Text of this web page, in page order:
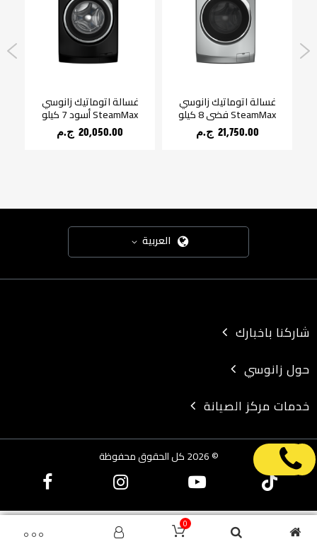
غسالة اتوماتيك زانوسي
SteamMax فضي 8 كيلو
21,750.00 ج.م‏
غسالة اتوماتيك زانوسي
SteamMax أسود 7 كيلو
20,050.00 ج.م‏
العربية
شاركنا باخبارك
حول زانوسي
خدمات مركز الصيانة
© 2026 كل الحقوق محفوظة
0